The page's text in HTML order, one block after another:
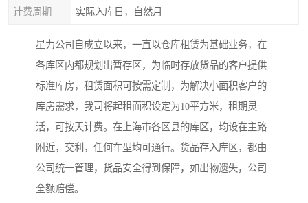
计费周期 实际入库日，自然月
星力公司自成立以来，一直以仓库租赁为基础业务，在
各库区内都规划出暂存区，为临时存放货品的客户提供
标准库房，租赁面积可按需定制，为解决小面积客户的
库房需求，我司将起租面积设定为10平方米，租期灵
活，可按天计费。在上海市各区县的库区，均设在主路
附近，交利，任何车型均可通行。货品存入库区，都由
公司统一管理，货品安全得到保障，如出物遗失，公司
全额赔偿。